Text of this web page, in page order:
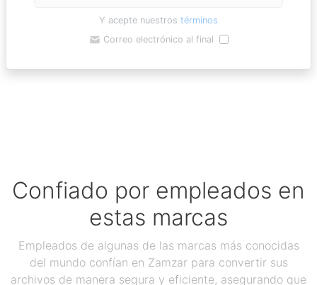
Y acepte nuestros términos
Correo electrónico al final
Confiado por empleados en
estas marcas
Empleados de algunas de las marcas más conocidas
del mundo confían en Zamzar para convertir sus
archivos de manera segura y eficiente, asegurando que